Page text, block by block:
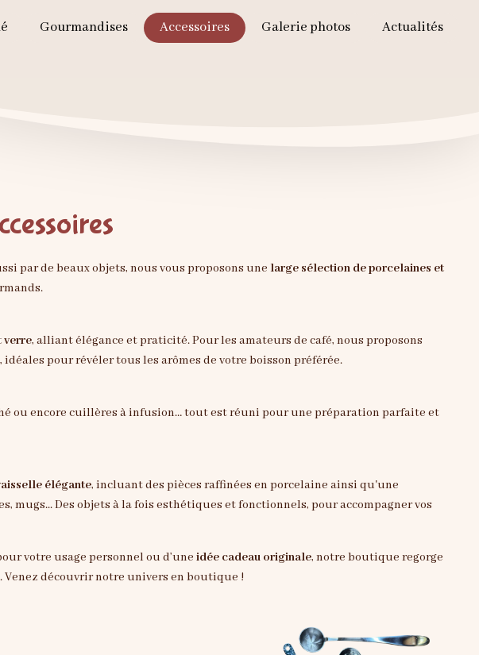
Gourmandises Accessoires Galerie photos
Actualités
par de beaux objets, nous vous proposons une large sélection de porcelaines et
verre, alliant élégance et praticité. Pour les amateurs de café, nous proposons
, idéales pour révéler tous les arômes de votre boisson préférée.
ou encore cuillères à infusion… tout est réuni pour une préparation parfaite et
élégante, incluant des pièces raffinées en porcelaine ainsi qu'une
mugs... Des objets à la fois esthétiques et fonctionnels, pour accompagner vos
votre usage personnel ou d’uneidée cadeau originale, notre boutique regorge
Venez découvrir notre univers en boutique !